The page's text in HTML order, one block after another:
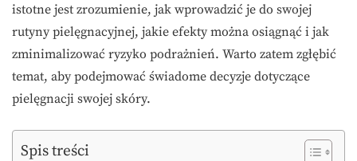
istotne jest zrozumienie, jak wprowadzić je do swojej
rutyny pielęgnacyjnej, jakie efekty można osiągnąć i jak
zminimalizować ryzyko podrażnień. Warto zatem zgłębić
temat, aby podejmować świadome decyzje dotyczące
pielęgnacji swojej skóry.
Spis treści